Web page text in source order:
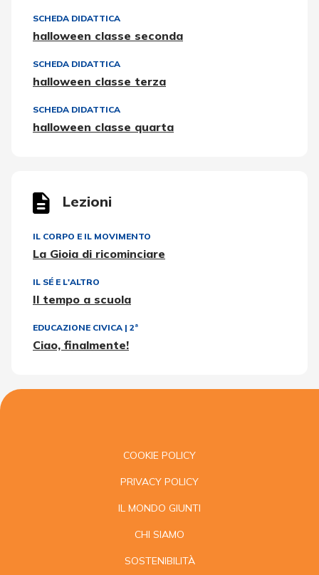
SCHEDA DIDATTICA
halloween classe seconda
SCHEDA DIDATTICA
halloween classe terza
SCHEDA DIDATTICA
halloween classe quarta
Lezioni
IL CORPO E IL MOVIMENTO
La Gioia di ricominciare
IL SÉ E L'ALTRO
Il tempo a scuola
EDUCAZIONE CIVICA | 2ª
Ciao, finalmente!
COOKIE POLICY
PRIVACY POLICY
IL MONDO GIUNTI
CHI SIAMO
SOSTENIBILITÀ